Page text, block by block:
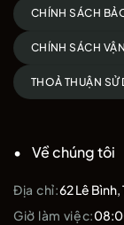
CHÍNH SÁCH
CHÍNH SÁCH
THOẢ THUẬN SỬ
Về chúng tôi
Địa chỉ:62 Lê Bình,
Giờ làm việc: